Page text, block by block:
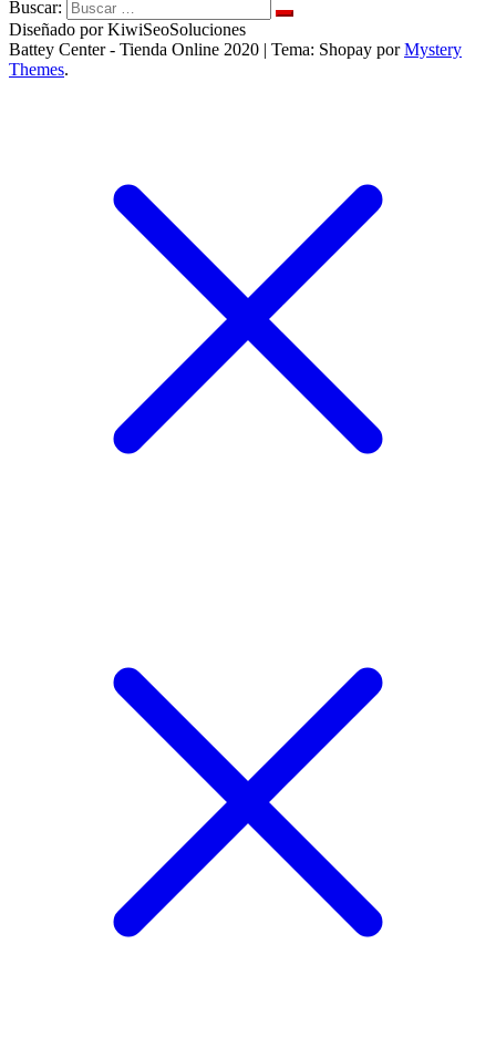
Buscar:
Diseñado por KiwiSeoSoluciones
Battey Center - Tienda Online 2020 | Tema: Shopay porMystery
Themes.